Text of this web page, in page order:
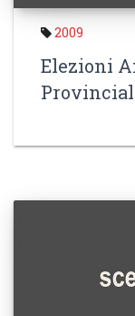
2009
Elezioni